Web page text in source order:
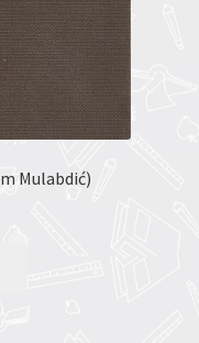
Mulabdić)